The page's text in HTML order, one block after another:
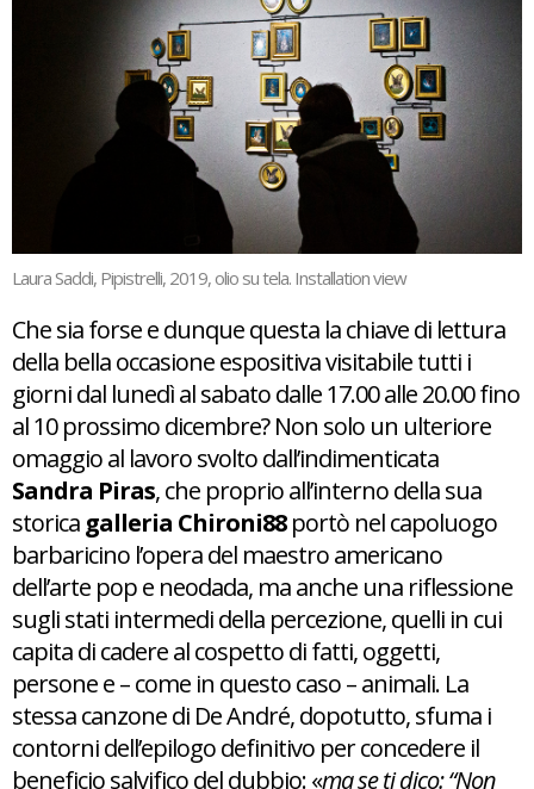
Laura Saddi, Pipistrelli, 2019, olio su tela. Installation view
Che sia forse e dunque questa la chiave di lettura
della bella occasione espositiva visitabile tutti i
giorni dal lunedì al sabato dalle 17.00 alle 20.00 fino
al 10 prossimo dicembre? Non solo un ulteriore
omaggio al lavoro svolto dall’indimenticata
Sandra Piras, che proprio all’interno della sua
storica galleria Chironi88portò nel capoluogo
barbaricino l’opera del maestro americano
dell’arte pop e neodada, ma anche una riflessione
sugli stati intermedi della percezione, quelli in cui
capita di cadere al cospetto di fatti, oggetti,
persone e – come in questo caso – animali. La
stessa canzone di De André, dopotutto, sfuma i
contorni dell’epilogo definitivo per concedere il
beneficio salvifico del dubbio: «ma se ti dico: “Non